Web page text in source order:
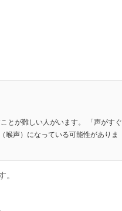
とが難しい人がいます。 「声がすぐ
喉声）になっている可能性がありま
。